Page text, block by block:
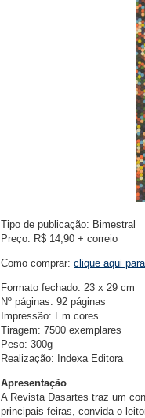
Tipo de publicação: Bimestral
Preço: R$ 14,90 + correio
Como comprar: clique aqui
Formato fechado: 23 x 29 cm
Nº páginas: 92 páginas
Impressão: Em cores
Tiragem: 7500 exemplares
Peso: 300g
Realização: Indexa Editora
Apresentação
A Revista Dasartes traz um
principais feiras, convida o